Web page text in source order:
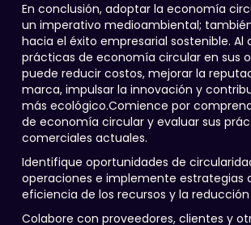
En conclusión, adoptar la economía
un imperativo medioambiental;
hacia el éxito empresarial sostenible. Al
prácticas de economía circular en sus
puede reducir costos, mejorar la
marca, impulsar la innovación y
más ecológico.Comience por
de economía circular y evaluar sus
comerciales actuales.
Identifique oportunidades de
operaciones e implemente estrategias
eficiencia de los recursos y la
Colabore con proveedores, clientes y